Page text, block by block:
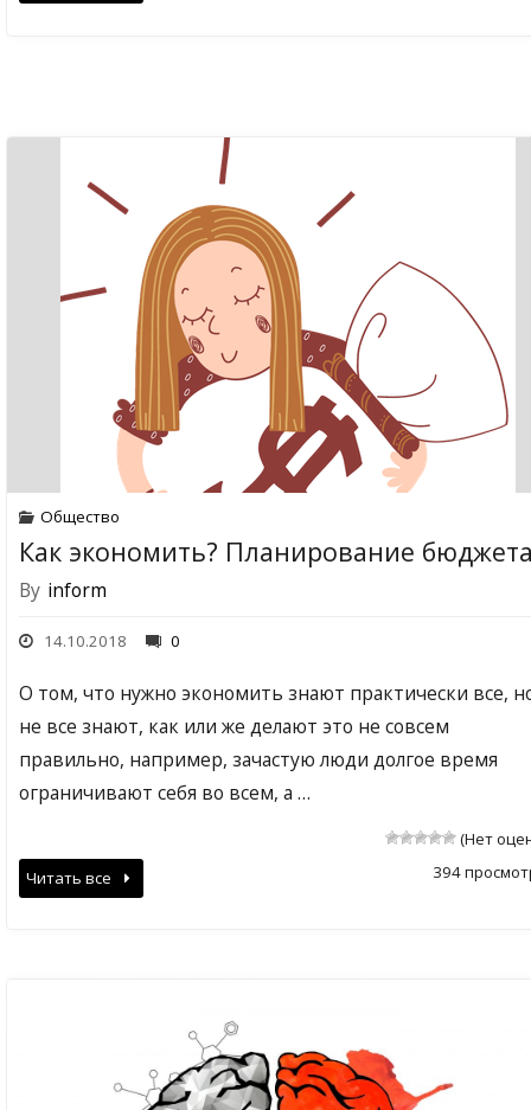
Общество
Как экономить? Планирование
By inform
14.10.2018 0
О том, что нужно экономить знают практически все,
не все знают, как или же делают это не совсем
правильно, например, зачастую люди долгое время
ограничивают себя во всем, а …
(Нет
394
Читать все